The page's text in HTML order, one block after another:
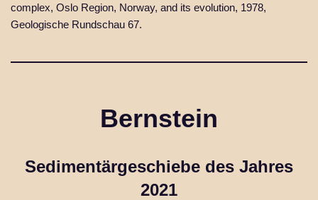
complex, Oslo Region, Norway, and its evolution, 1978,
Geologische Rundschau 67.
Bernstein
Sedimentärgeschiebe des Jahres
2021